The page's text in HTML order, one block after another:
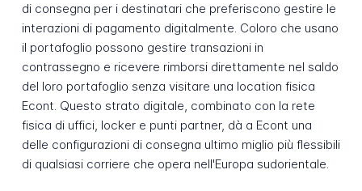
di consegna per i destinatari che preferiscono gestire le
interazioni di pagamento digitalmente. Coloro che usano
il portafoglio possono gestire transazioni in
contrassegno e ricevere rimborsi direttamente nel saldo
del loro portafoglio senza visitare una location fisica
Econt. Questo strato digitale, combinato con la rete
fisica di uffici, locker e punti partner, dà a Econt una
delle configurazioni di consegna ultimo miglio più flessibili
di qualsiasi corriere che opera nell'Europa sudorientale.